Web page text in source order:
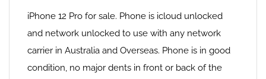
iPhone 12 Pro for sale. Phone is icloud unlocked
and network unlocked to use with any network
carrier in Australia and Overseas. Phone is in good
condition, no major dents in front or back of the